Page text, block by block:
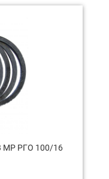
РГО 100/16